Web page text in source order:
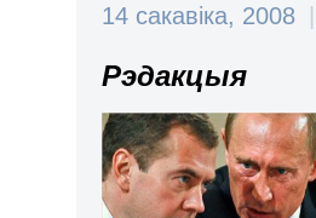
14 сакавіка, 2008
Рэдакцыя